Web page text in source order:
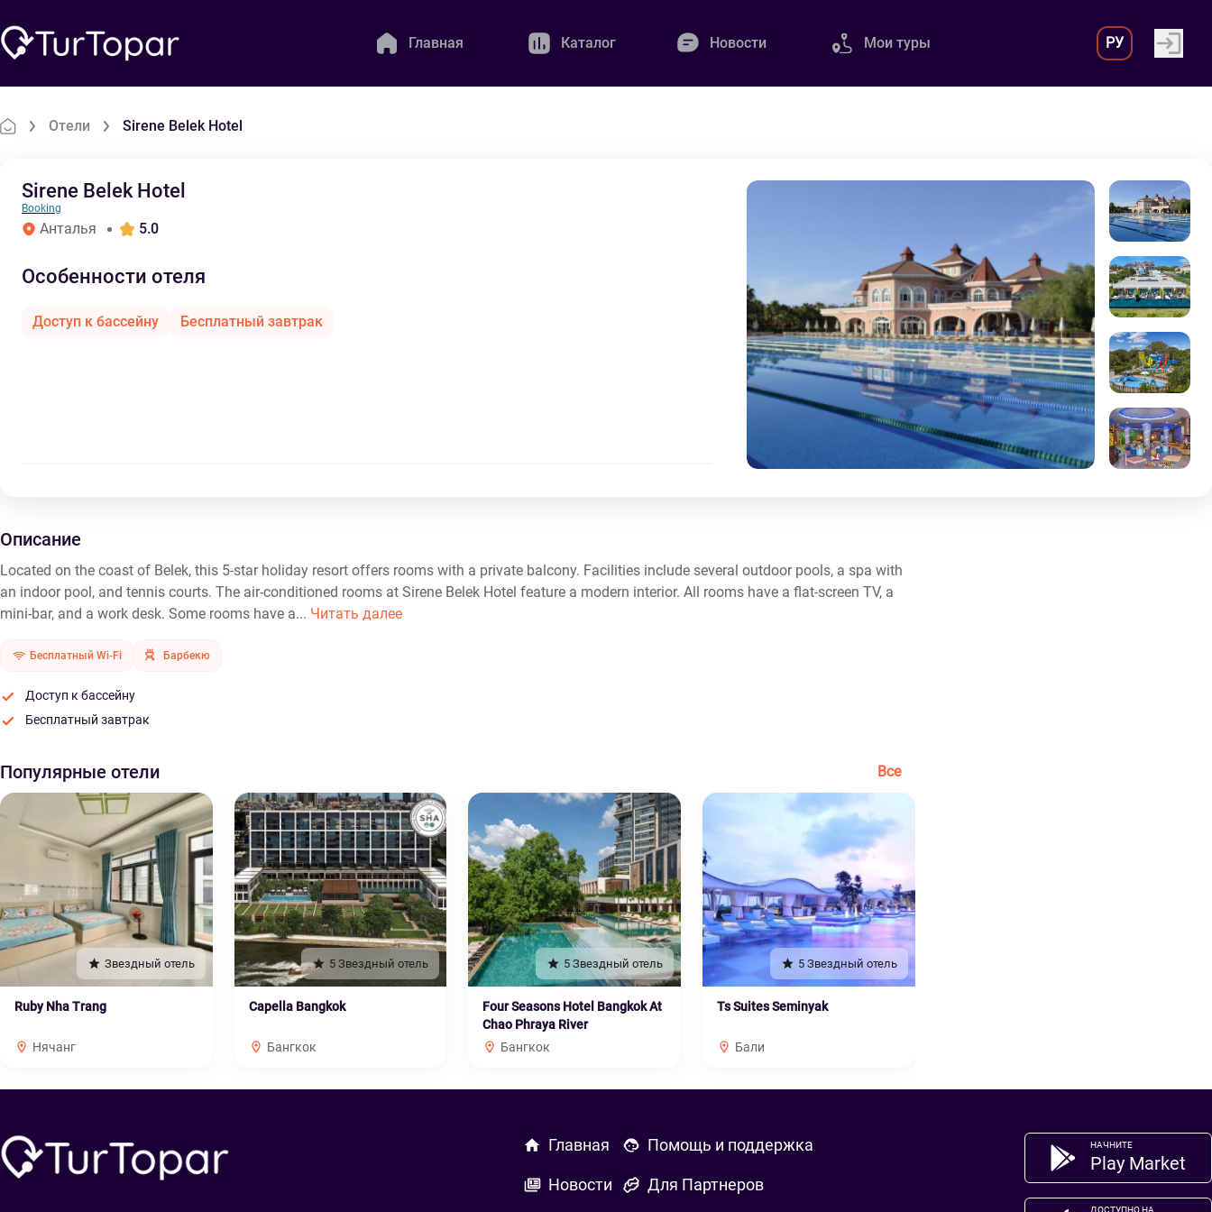
Главная Каталог Новости Мои туры РУ
Отели Sirene Belek Hotel
Sirene Belek Hotel
Booking
Анталья 5.0
Особенности отеля
Доступ к бассейну Бесплатный завтрак
Описание
Located on the coast of Belek, this 5-star holiday resort offers rooms with a private balcony. Facilities include several outdoor pools, a spa with
an indoor pool, and tennis courts. The air-conditioned rooms at Sirene Belek Hotel feature a modern interior. All rooms have a flat-screen TV, a
mini-bar, and a work desk. Some rooms have a... Читать далее
Бесплатный Wi-Fi Барбекю
Доступ к бассейну
Бесплатный завтрак
Популярные отели Все
Звездный отель
Ruby Nha Trang
Нячанг
5 Звездный отель
Capella Bangkok
Бангкок
5 Звездный отель
Four Seasons Hotel Bangkok At
Chao Phraya River
Бангкок
5 Звездный отель
Ts Suites Seminyak
Бали
Главная
Новости
Помощь и поддержка
Для Партнеров
НАЧНИТЕ
Play Market
ДОСТУПНО НА